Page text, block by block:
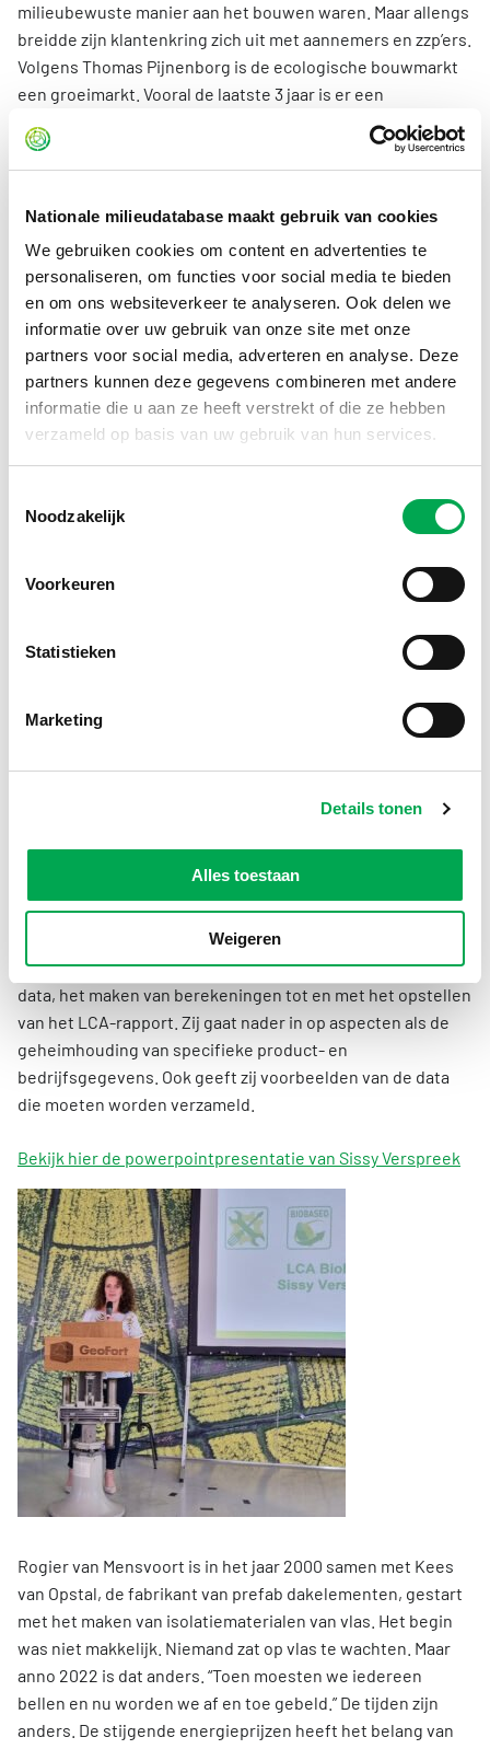
Nationale milieudatabase maakt gebruik van cookies
We gebruiken cookies om content en advertenties te
personaliseren, om functies voor social media te bieden
en om ons websiteverkeer te analyseren. Ook delen we
informatie over uw gebruik van onze site met onze
partners voor social media, adverteren en analyse. Deze
partners kunnen deze gegevens combineren met andere
informatie die u aan ze heeft verstrekt of die ze hebben
verzameld op basis van uw gebruik van hun services.
Noodzakelijk
Voorkeuren
Statistieken
Marketing
Details tonen
Alles toestaan
Weigeren
milieubewuste manier aan het bouwen waren. Maar allengs
breidde zijn klantenkring zich uit met aannemers en zzp’ers.
Volgens Thomas Pijnenborg is de ecologische bouwmarkt
een groeimarkt. Vooral de laatste 3 jaar is er een
acceleratie opgetreden. Dat komt onder andere door de
toenemende aandacht voor houtskeletbouw. Deze
bouwwijze biedt goede mogelijkheden om het gehele
komst van de NMD en de berekening van de MPG speelt een
rol in de profilering van de ecologische bouwproducten.
Thomas heeft deze presentatie zonder
powerpointpresentatie gegeven.
Sissy Verspeek van
is gespecialiseerd in het
meer bezig met het ontwikkelen van LCA’s van
bouwmaterialen. Door Stichting NMD is zij erkend als LCA-
‘reviewer’ een door een producent, een leverancier of een
branche aangeleverde LCA controleert en beoordeelt. Pas
na goedkeuring van de reviewer mag de LCA in een NMD-
productkaart worden omgezet. Sissy beschrijft het
ontwikkelingsproces van een LCA; van het verzamelen van
data, het maken van berekeningen tot en met het opstellen
van het LCA-rapport. Zij gaat nader in op aspecten als de
geheimhouding van specifieke product- en
bedrijfsgegevens. Ook geeft zij voorbeelden van de data
die moeten worden verzameld.
Bekijk hier de powerpointpresentatie van Sissy Verspreek
Rogier van Mensvoort is in het jaar 2000 samen met Kees
van Opstal, de fabrikant van prefab dakelementen, gestart
met het maken van isolatiematerialen van vlas. Het begin
was niet makkelijk. Niemand zat op vlas te wachten. Maar
anno 2022 is dat anders. “Toen moesten we iedereen
bellen en nu worden we af en toe gebeld.” De tijden zijn
anders. De stijgende energieprijzen heeft het belang van